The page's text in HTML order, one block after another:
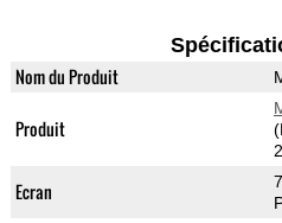
Nom du Produit
Produit
Ecran